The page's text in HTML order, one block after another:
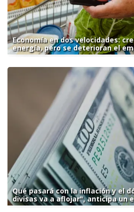
Economía en dos velocidades:
energía, pero se deterioran el
Qué pasará con la inflación y el
divisas va a aflojar", anticipa un